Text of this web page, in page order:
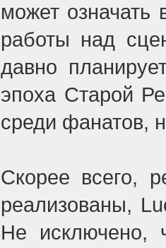
может означать
работы над
давно
эпоха Старой
среди фанатов,
Скорее всего,
реализованы,
Не исключено,